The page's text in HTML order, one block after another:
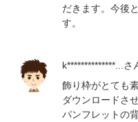
だきます。今後
す。
k**************... さ
飾り枠がとても
ダウンロードさ
パンフレットの